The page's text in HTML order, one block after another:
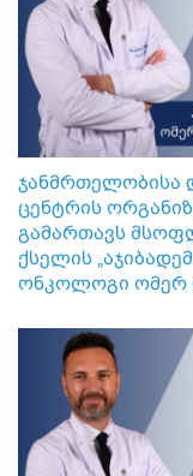
ჯანმრთელობისა
ცენტრის
გამართავს
ქსელის
ონკოლოგი ომერ